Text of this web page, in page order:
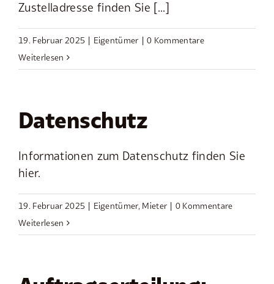
Zustelladresse finden Sie [...]
19. Februar 2025 Eigentümer
0 Kommentare
Weiterlesen
Datenschutz
Informationen zum Datenschutz finden Sie
hier.
19. Februar 2025 Eigentümer, Mieter
0 Kommentare
Weiterlesen